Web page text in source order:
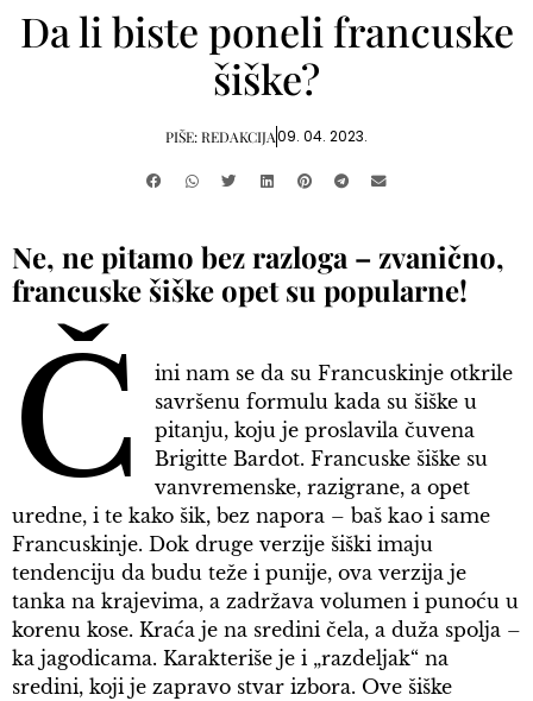
Da li biste poneli francuske
šiške?
PIŠE:REDAKCIJA09. 04. 2023.
Ne, ne pitamo bez razloga – zvanično,
francuske šiške opet su popularne!
Č
ini nam se da su Francuskinje otkrile
savršenu formulu kada su šiške u
pitanju, koju je proslavila čuvena
Brigitte Bardot. Francuske šiške su
vanvremenske, razigrane, a opet
uredne, i te kako šik, bez napora – baš kao i same
Francuskinje. Dok druge verzije šiški imaju
tendenciju da budu teže i punije, ova verzija je
tanka na krajevima, a zadržava volumen i punoću u
korenu kose. Kraća je na sredini čela, a duža spolja –
ka jagodicama. Karakteriše je i „razdeljak“ na
sredini, koji je zapravo stvar izbora. Ove šiške